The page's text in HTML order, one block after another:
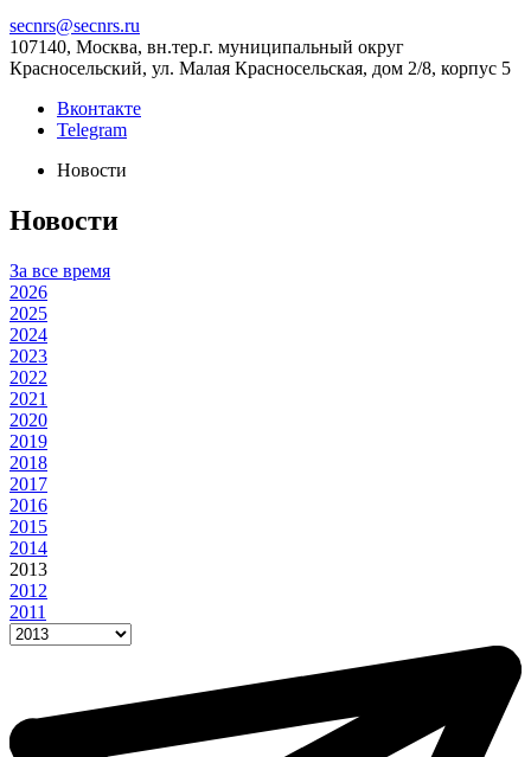
secnrs@secnrs.ru
107140, Москва, вн.тер.г. муниципальный округ
Красносельский, ул. Малая Красносельская, дом 2/8, корпус 5
Вконтакте
Telegram
Новости
Новости
За все время
2026
2025
2024
2023
2022
2021
2020
2019
2018
2017
2016
2015
2014
2013
2012
2011